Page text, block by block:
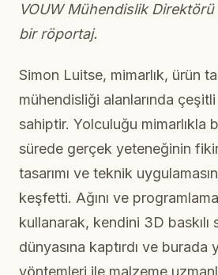
VOUW Mühendislik
bir röportaj.
Simon Luitse, mimarlık, ürün
mühendisliği alanlarında
sahiptir. Yolculuğu mimarlıkla
sürede gerçek yeteneğinin
tasarımı ve teknik
keşfetti. Ağını ve
kullanarak, kendini 3D baskılı
dünyasına kaptırdı ve burada
yöntemleri ile malzeme